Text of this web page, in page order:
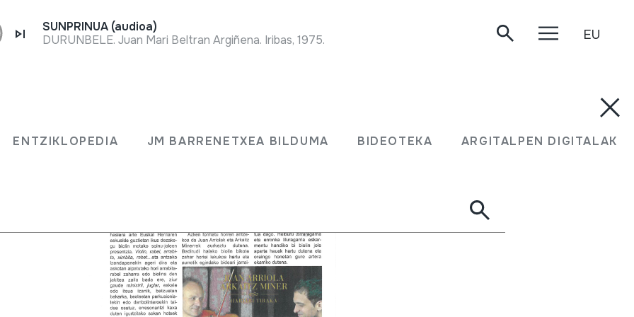
ENTZIKLOPEDIA JM BARRENETXEA BILDUMA BIDEOTEKA ARGITALPEN DIGITALAK
SUNPRINUA (audioa)
DURUNBELE. Juan Mari Beltran Argiñena. Iribas, 1975.
EU
2013-